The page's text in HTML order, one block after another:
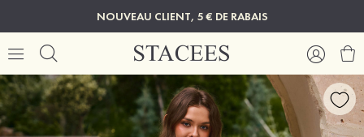
NOUVEAU CLIENT, 5 € DE RABAIS